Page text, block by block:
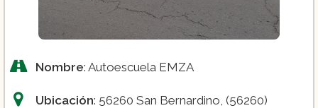
Nombre: Autoescuela EMZA
Ubicación: 56260 San Bernardino, (56260)